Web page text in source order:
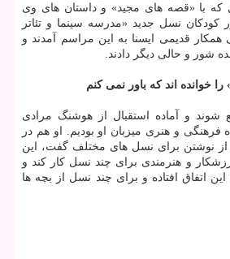
كه با «قصه های مجید» و داستان های وی
كودكان نسل جدید «مدرسه سینما و تئاتر
همكار قدیمی ایسنا به این مراسم آمدند و
شور و حالی دیگر دادند.
خوانده اند كه باور نمی كنم
شوند و آماده استقبال از هوشنگ مرادی
فرهنگی و هنری میزبان او بودیم. او هم در
نوشتن برای نسل های مختلف گفت، این
و هنرمندی برای چند نسل كار كند و
اتفاق افتاده و برای چند نسل از بچه ها